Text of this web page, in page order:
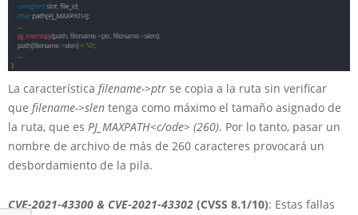
La característica filename->ptr se copia a la ruta sin verificar
que filename->slen tenga como máximo el tamaño asignado de
la ruta, que es PJ_MAXPATH<c/ode> (260). Por lo tanto, pasar un
nombre de archivo de más de 260 caracteres provocará un
desbordamiento de la pila.
CVE-2021-43300 & CVE-2021-43302 (CVSS 8.1/10): Estas fallas